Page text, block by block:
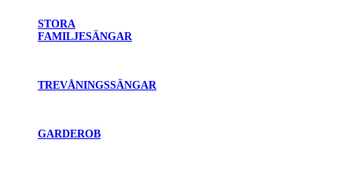
STORA
FAMILJESÄNGAR
TREVÅNINGSSÄNGAR
GARDEROB